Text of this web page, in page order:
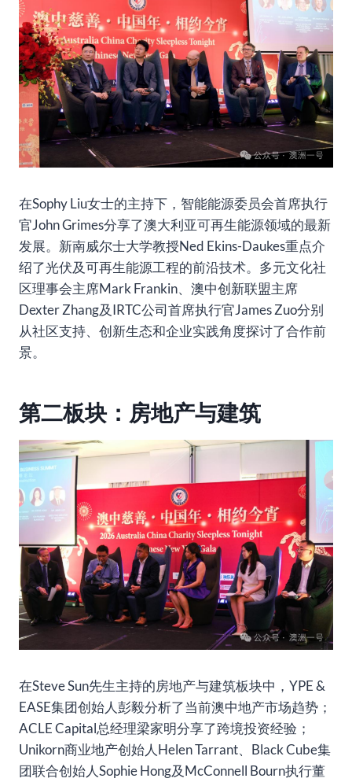
在Sophy Liu女士的主持下，智能能源委员会首席执行
官John Grimes分享了澳大利亚可再生能源领域的最新
发展。新南威尔士大学教授Ned Ekins-Daukes重点介
绍了光伏及可再生能源工程的前沿技术。多元文化社
区理事会主席Mark Frankin、澳中创新联盟主席
Dexter Zhang及IRTC公司首席执行官James Zuo分别
从社区支持、创新生态和企业实践角度探讨了合作前
景。
第二板块：房地产与建筑
在Steve Sun先生主持的房地产与建筑板块中，YPE &
EASE集团创始人彭毅分析了当前澳中地产市场趋势；
ACLE Capital总经理梁家明分享了跨境投资经验；
Unikorn商业地产创始人Helen Tarrant、Black Cube集
团联合创始人Sophie Hong及McConnell Bourn执行董